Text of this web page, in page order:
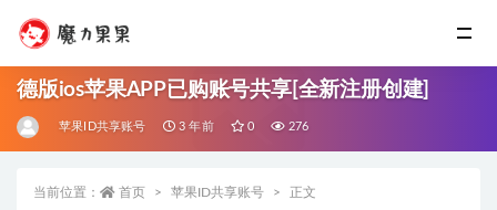
德版ios苹果APP已购账号共享[全新注册创建]
苹果ID共享账号 3 年前 0 276
当前位置： 首页 苹果ID共享账号 正文